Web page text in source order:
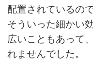
配置されているの
そういった細かい
広いこともあって
れませんでした。